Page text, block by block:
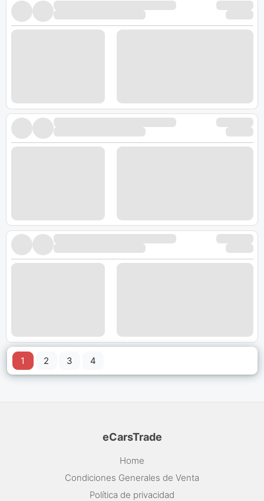
1 2 3 4
eCarsTrade
Home
Condiciones Generales de Venta
Política de privacidad